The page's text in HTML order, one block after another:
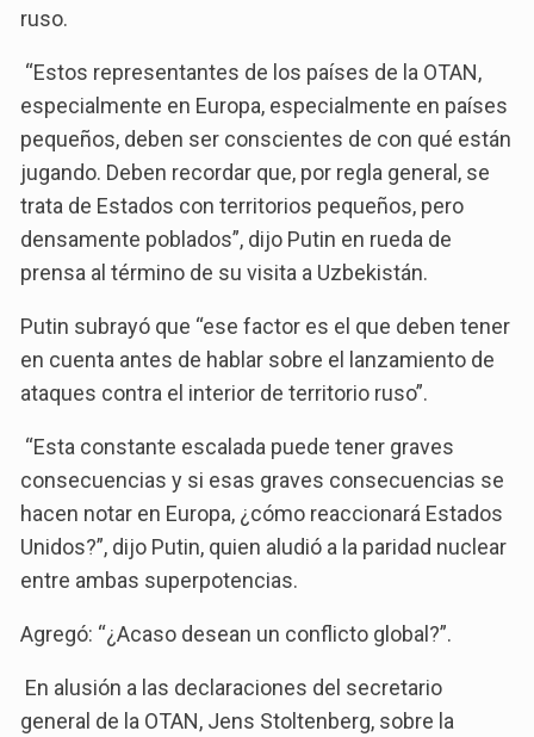
ruso.
“Estos representantes de los países de la OTAN,
especialmente en Europa, especialmente en países
pequeños, deben ser conscientes de con qué están
jugando. Deben recordar que, por regla general, se
trata de Estados con territorios pequeños, pero
densamente poblados”, dijo Putin en rueda de
prensa al término de su visita a Uzbekistán.
Putin subrayó que “ese factor es el que deben tener
en cuenta antes de hablar sobre el lanzamiento de
ataques contra el interior de territorio ruso”.
“Esta constante escalada puede tener graves
consecuencias y si esas graves consecuencias se
hacen notar en Europa, ¿cómo reaccionará Estados
Unidos?”, dijo Putin, quien aludió a la paridad nuclear
entre ambas superpotencias.
Agregó: “¿Acaso desean un conflicto global?”.
En alusión a las declaraciones del secretario
general de la OTAN, Jens Stoltenberg, sobre la